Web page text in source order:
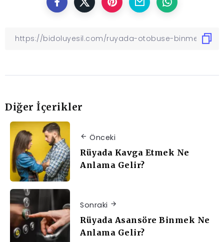
Diğer İçerikler
Önceki
Rüyada Kavga Etmek Ne
Anlama Gelir?
Sonraki
Rüyada Asansöre Binmek Ne
Anlama Gelir?